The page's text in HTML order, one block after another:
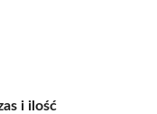
i ilość